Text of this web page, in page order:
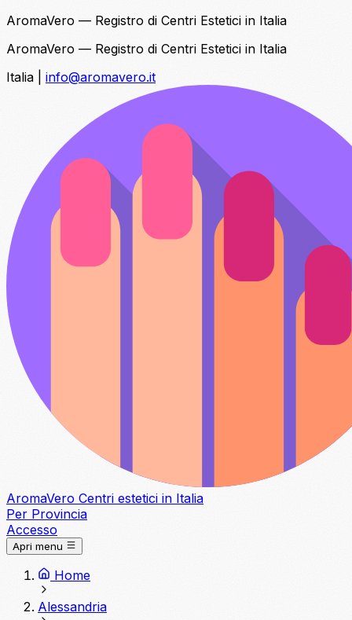
AromaVero — Registro di Centri Estetici in Italia
AromaVero — Registro di Centri Estetici in Italia
Italia
info@aromavero.it
AromaVero Centri estetici in Italia
Per Provincia
Accesso
Apri menu
Home
Alessandria